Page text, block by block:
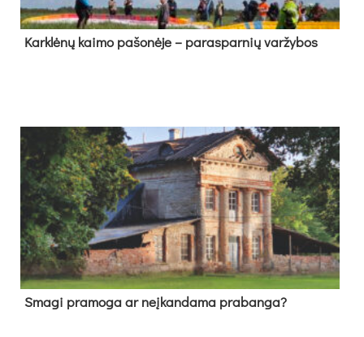
Kark­lė­nų kai­mo pa­šo­nė­je – pa­ras­par­nių var­žy­bos
Sma­gi pra­mo­ga ar neį­kan­da­ma pra­ban­ga?